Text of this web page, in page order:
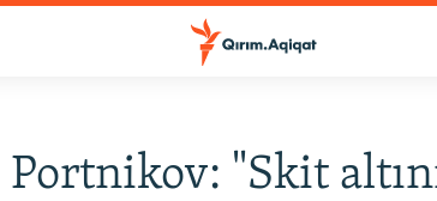
"Skit